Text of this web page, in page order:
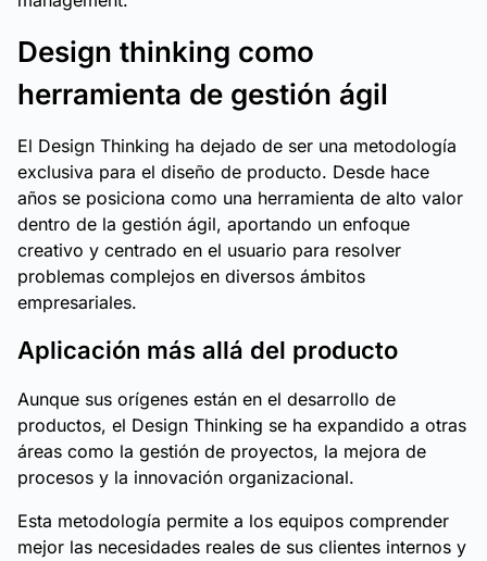
Design thinking como
herramienta de gestión ágil
El Design Thinking ha dejado de ser una metodología
exclusiva para el diseño de producto. Desde hace
años se posiciona como una herramienta de alto valor
dentro de la gestión ágil, aportando un enfoque
creativo y centrado en el usuario para resolver
problemas complejos en diversos ámbitos
empresariales.
Aplicación más allá del producto
Aunque sus orígenes están en el desarrollo de
productos, el Design Thinking se ha expandido a otras
áreas como la gestión de proyectos, la mejora de
procesos y la innovación organizacional.
Esta metodología permite a los equipos comprender
mejor las necesidades reales de sus clientes internos y